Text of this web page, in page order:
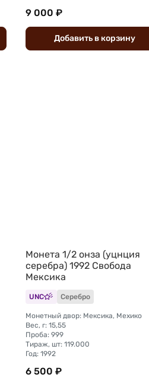
9 000 ₽
Добавить вкорзину
Монета 1/2 онза (уцнция
серебра) 1992 Свобода
Мексика
UNC Серебро
Монетный двор: Мексика, Мехико
Вес, г: 15,55
Проба: 999
Тираж, шт: 119.000
Год: 1992
6 500 ₽